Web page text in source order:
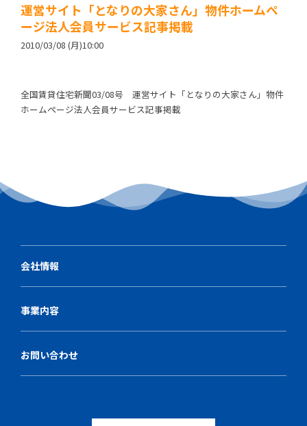
運営サイト「となりの大家さん」物件ホームペ
ージ法人会員サービス記事掲載
2010/03/08 (月)10:00
全国賃貸住宅新聞03/08号 運営サイト「となりの大家さん」物件
ホームページ法人会員サービス記事掲載
会社情報
事業内容
お問い合わせ